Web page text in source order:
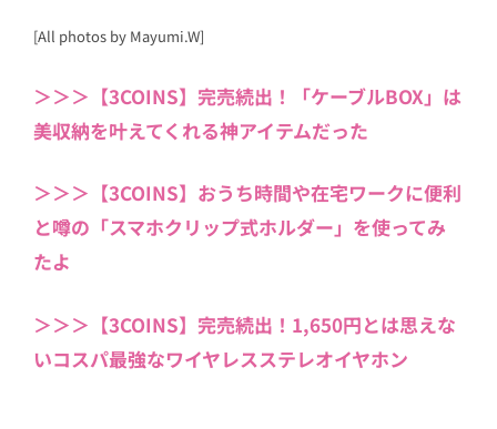
[All photos by Mayumi.W]
＞＞＞【3COINS】完売続出！「ケーブルBOX」は
美収納を叶えてくれる神アイテムだった
＞＞＞【3COINS】おうち時間や在宅ワークに便利
と噂の「スマホクリップ式ホルダー」を使ってみ
たよ
＞＞＞【3COINS】完売続出！1,650円とは思えな
いコスパ最強なワイヤレスステレオイヤホン